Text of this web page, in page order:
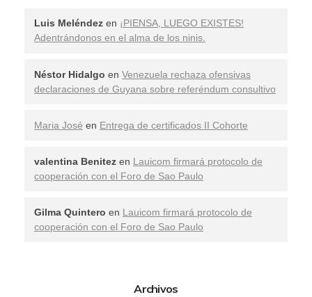
Luis Meléndez en ¡PIENSA, LUEGO EXISTES!
Adentrándonos en el alma de los ninis.
Néstor Hidalgo en Venezuela rechaza ofensivas
declaraciones de Guyana sobre referéndum consultivo
Maria José en Entrega de certificados II Cohorte
valentina Benitez en Lauicom firmará protocolo de
cooperación con el Foro de Sao Paulo
Gilma Quintero en Lauicom firmará protocolo de
cooperación con el Foro de Sao Paulo
Archivos